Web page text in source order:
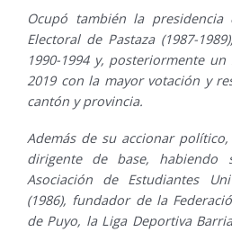
Ocupó también la presidencia
Electoral de Pastaza (1987-
1990-1994 y, posteriormente
2019 con la mayor votación y
cantón y provincia.
Además de su accionar
dirigente de base, habiendo
Asociación de Estudiantes
(1986), fundador de la
de Puyo, la Liga Deportiva